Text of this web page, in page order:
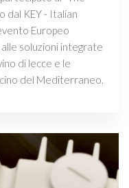
dal KEY - Italian
Europeo
soluzioni integrate
di lecce e le
del Mediterraneo.